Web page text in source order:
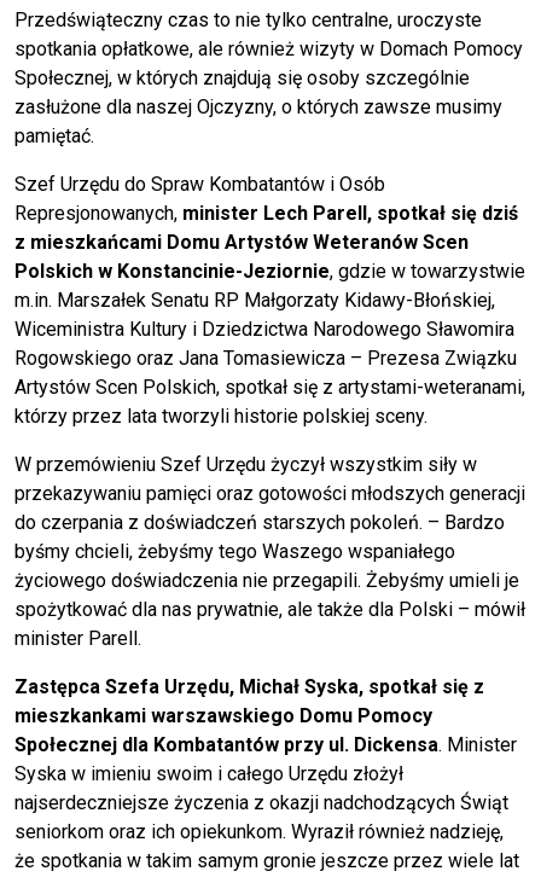
Przedświąteczny czas to nie tylko centralne, uroczyste
spotkania opłatkowe, ale również wizyty w Domach Pomocy
Społecznej, w których znajdują się osoby szczególnie
zasłużone dla naszej Ojczyzny, o których zawsze musimy
pamiętać.
Szef Urzędu do Spraw Kombatantów i Osób
Represjonowanych, minister Lech Parell, spotkał się dziś
z mieszkańcami Domu Artystów Weteranów Scen
Polskich w Konstancinie-Jeziornie, gdzie w towarzystwie
m.in. Marszałek Senatu RP Małgorzaty Kidawy-Błońskiej,
Wiceministra Kultury i Dziedzictwa Narodowego Sławomira
Rogowskiego oraz Jana Tomasiewicza – Prezesa Związku
Artystów Scen Polskich, spotkał się z artystami-weteranami,
którzy przez lata tworzyli historie polskiej sceny.
W przemówieniu Szef Urzędu życzył wszystkim siły w
przekazywaniu pamięci oraz gotowości młodszych generacji
do czerpania z doświadczeń starszych pokoleń. – Bardzo
byśmy chcieli, żebyśmy tego Waszego wspaniałego
życiowego doświadczenia nie przegapili. Żebyśmy umieli je
spożytkować dla nas prywatnie, ale także dla Polski – mówił
minister Parell.
Zastępca Szefa Urzędu, Michał Syska, spotkał się z
mieszkankami warszawskiego Domu Pomocy
Społecznej dla Kombatantów przy ul. Dickensa. Minister
Syska w imieniu swoim i całego Urzędu złożył
najserdeczniejsze życzenia z okazji nadchodzących Świąt
seniorkom oraz ich opiekunkom. Wyraził również nadzieję,
że spotkania w takim samym gronie jeszcze przez wiele lat